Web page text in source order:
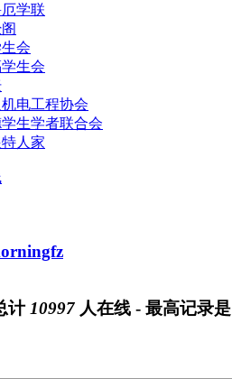
学联
会
生会
电工程协会
生学者联合会
人家
计10997 人在线 - 最高记录是